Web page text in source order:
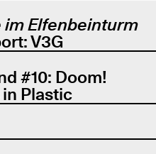
im Elfenbeinturm
V3G
#10: Doom!
in Plastic